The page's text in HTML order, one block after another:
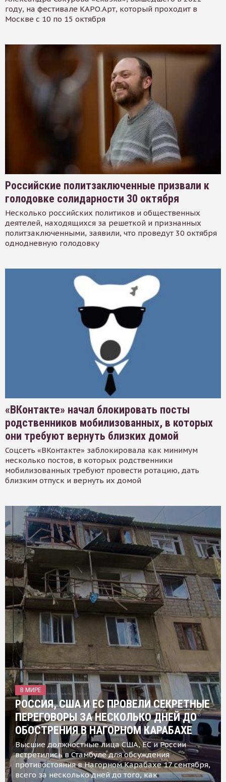
году, на фестивале КАРО.Арт, который проходит в
Москве с 10 по 15 октября
Российские политзаключенные призвали к
голодовке солидарности 30 октября
Несколько российских политиков и общественных
деятелей, находящихся за решеткой и признанных
политзаключенными, заявили, что проведут 30 октября
однодневную голодовку
«ВКонтакте» начал блокировать посты
родственников мобилизованных, в которых
они требуют вернуть близких домой
Соцсеть «ВКонтакте» заблокировала как минимум
несколько постов, в которых родственники
мобилизованных требуют провести ротацию, дать
близким отпуск и вернуть их домой
В МИРЕ
РОССИЯ, США И ЕС ПРОВЕЛИ СЕКРЕТНЫЕ
ПЕРЕГОВОРЫ ЗА НЕСКОЛЬКО ДНЕЙ ДО
ОБОСТРЕНИЯ В НАГОРНОМ КАРАБАХЕ
Высшие должностные лица США, ЕС и России
встретились в Стамбуле для обсуждения
противостояния в Нагорном Карабахе 17 сентября,
всего за несколько дней до того, как